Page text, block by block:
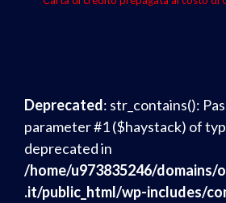
Deprecated: str_contains():
parameter #1 ($haystack) of
deprecated in
/home/u973835246/
.it/public_html/wp-includes/